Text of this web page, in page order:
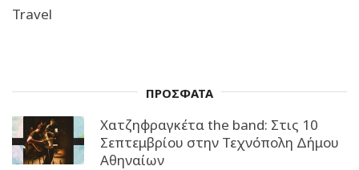
Travel
ΠΡΟΣΦΑΤΑ
Χατζηφραγκέτα the band: Στις 10
Σεπτεμβρίου στην Τεχνόπολη Δήμου
Αθηναίων